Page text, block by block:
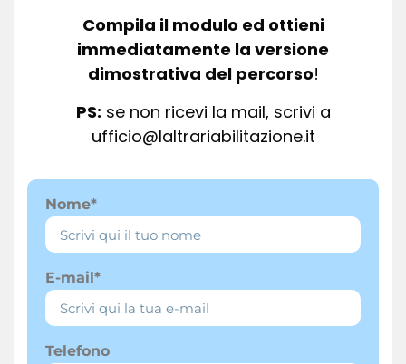
Compila il modulo ed ottieni
immediatamente la versione
dimostrativa del percorso!
PS: se non ricevi la mail, scrivi a
ufficio@laltrariabilitazione.it
Nome*
E-mail*
Telefono